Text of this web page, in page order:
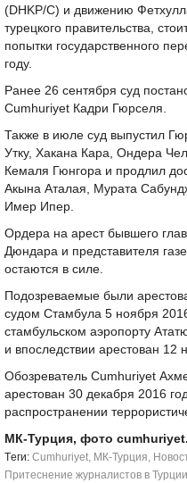
(DHKP/C) и движению
турецкого правительства,
попытки государственного
году.
Ранее 26 сентября суд
Cumhuriyet Кадри Гюрселя.
Также в июле суд выпустил
Утку, Хакана Кара, Ондера
Кемаля Гюнгора и продлил
Акына Аталая, Мурата
Имер Ипер.
Ордера на арест бывшего
Дюндара и представителя
остаются в силе.
Подозреваемые были
судом Стамбула 5 ноября
стамбульском аэропорту
и впоследствии арестован 12
Обозреватель Cumhuriyet
арестован 30 декабря 2016
распространении
МК-Турция, фото
Tеги: Cumhuriyet, МК-Турция,
Притеснение журналистов в Турции